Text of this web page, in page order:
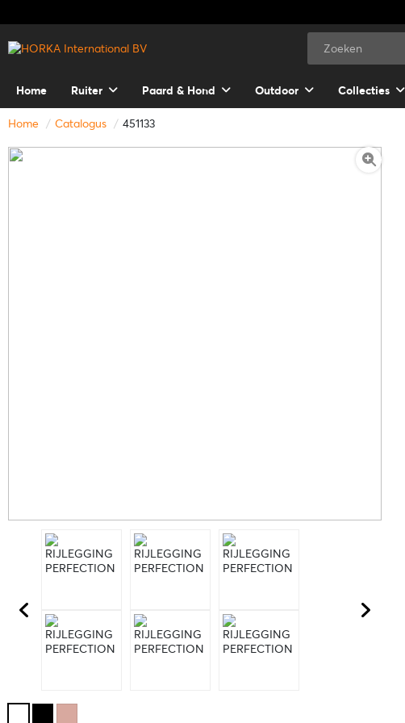
Home Ruiter Paard & Hond Outdoor Collecties
Home Catalogus 451133